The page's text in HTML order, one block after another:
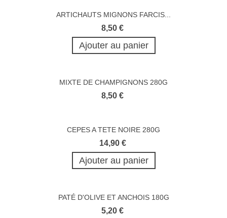
ARTICHAUTS MIGNONS FARCIS...
8,50 €
Ajouter au panier
MIXTE DE CHAMPIGNONS 280G
8,50 €
CEPES A TETE NOIRE 280G
14,90 €
Ajouter au panier
PATÉ D'OLIVE ET ANCHOIS 180G
5,20 €